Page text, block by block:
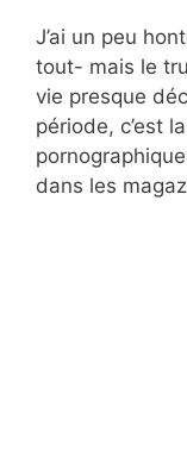
J’ai un peu
tout- mais le
vie presque
période, c’est
dans les